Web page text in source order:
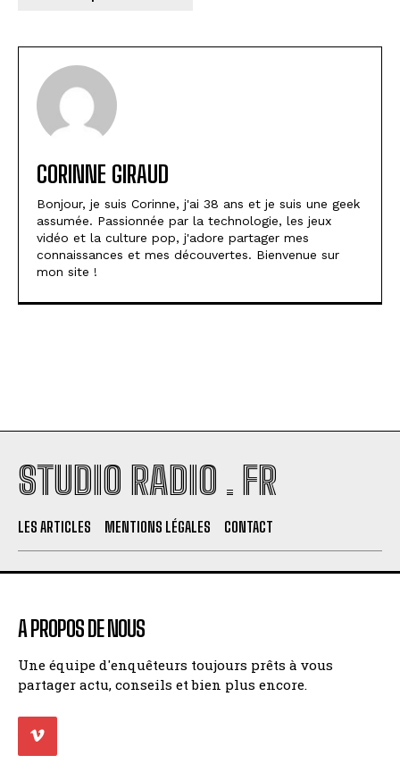
CORINNE GIRAUD
Bonjour, je suis Corinne, j'ai 38 ans et je suis une geek
assumée. Passionnée par la technologie, les jeux
vidéo et la culture pop, j'adore partager mes
connaissances et mes découvertes. Bienvenue sur
mon site !
STUDIO RADIO . FR
LES ARTICLES MENTIONS LÉGALES CONTACT
A PROPOS DE NOUS
Une équipe d'enquêteurs toujours prêts à vous
partager actu, conseils et bien plus encore.